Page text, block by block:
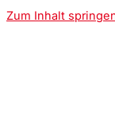
Zum Inhalt